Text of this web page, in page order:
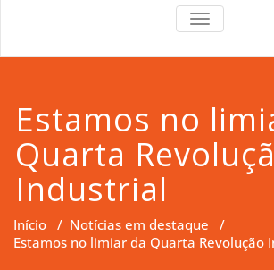
TOGGLE
NAVIGATION
Estamos no
Quarta
Industrial
Início / Notícias em destaque /
Estamos no limiar da Quarta Revolução